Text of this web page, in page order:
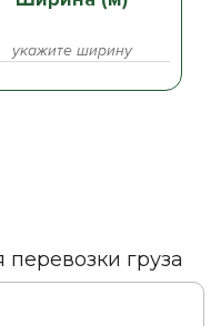
груза